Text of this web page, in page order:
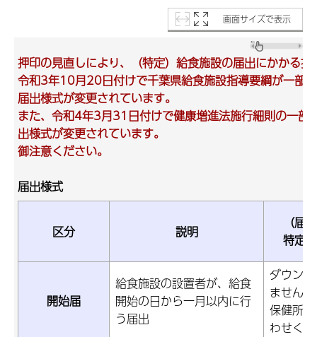
画面サイズで表示
押印の見直しにより、（特定）給食施設の届出にかかる
令和3年10月20日付けで千葉県給食施設指導要綱が一部
届出様式が変更されています。
また、令和4年3月31日付けで健康増進法施行細則の一部
出様式が変更されています。
御注意ください。
届出様式
区分 説明
（届
特定
開始届
給食施設の設置者が、給食
開始の日から一月以内に行
う届出
ダウン
ません
保健所
わせく